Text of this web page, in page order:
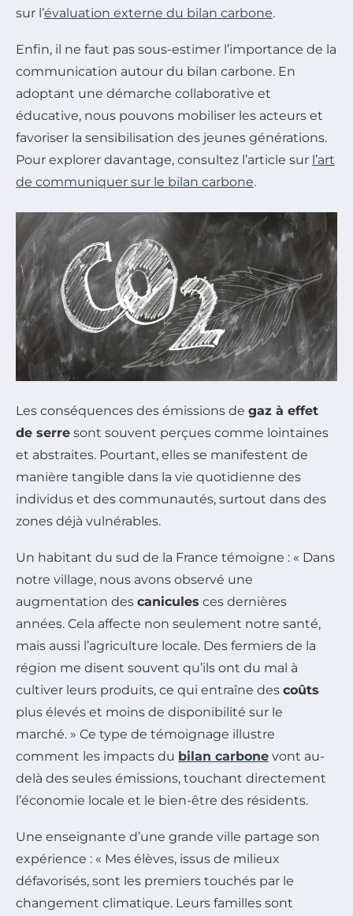
sur l’évaluation externe du bilan carbone.
Enfin, il ne faut pas sous-estimer l’importance de la
communication autour du bilan carbone. En
adoptant une démarche collaborative et
éducative, nous pouvons mobiliser les acteurs et
favoriser la sensibilisation des jeunes générations.
Pour explorer davantage, consultez l’article sur l’art
de communiquer sur le bilan carbone.
Les conséquences des émissions de gaz à effet
de serre sont souvent perçues comme lointaines
et abstraites. Pourtant, elles se manifestent de
manière tangible dans la vie quotidienne des
individus et des communautés, surtout dans des
zones déjà vulnérables.
Un habitant du sud de la France témoigne : « Dans
notre village, nous avons observé une
augmentation des canicules ces dernières
années. Cela affecte non seulement notre santé,
mais aussi l’agriculture locale. Des fermiers de la
région me disent souvent qu’ils ont du mal à
cultiver leurs produits, ce qui entraîne des coûts
plus élevés et moins de disponibilité sur le
marché. » Ce type de témoignage illustre
comment les impacts du bilan carbone vont au-
delà des seules émissions, touchant directement
l’économie locale et le bien-être des résidents.
Une enseignante d’une grande ville partage son
expérience : « Mes élèves, issus de milieux
défavorisés, sont les premiers touchés par le
changement climatique. Leurs familles sont